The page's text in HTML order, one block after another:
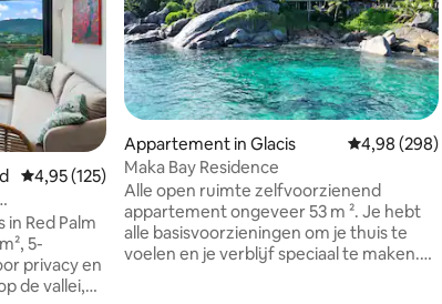
Gemiddelde beoordeling van 4,95 uit 5, 125 recensies
4,95 (125)
Red Palm
5-
privacy en
de vallei,
Appartement in Glacis
4,98 (298)
Maka Bay Residence
Alle open ruimte zelfvoorzienend
appartement ongeveer 53 m ². Je hebt
alle basisvoorzieningen om je thuis te
voelen en je verblijf speciaal te maken.